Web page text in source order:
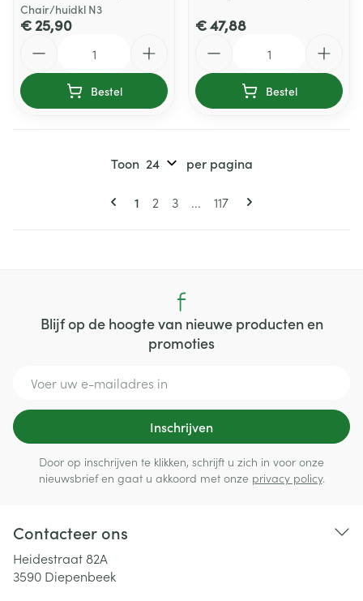
Chair/huidkl N3
€ 25,90
Bestel
€ 47,88
Bestel
Pagina's
U lees momenteel pagina
1 Pagina
2 Pagina
3 ... Pagina
117
Toon per pagina
Blijf op de hoogte van nieuwe producten en
promoties
Inschrijven
Door op inschrijven te klikken, schrijft u zich in voor onze
nieuwsbrief en gaat u akkoord met onze privacy policy.
Contacteer ons
Heidestraat 82A
3590 Diepenbeek